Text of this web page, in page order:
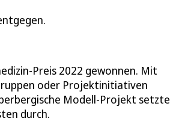
Preis 2022 gewonnen. Mit
oder Projektinitiativen
Modell-Projekt setzte
durch.